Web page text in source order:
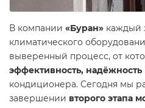
В компании «Буран» каждый
климатического
выверенный процесс, от
эффективность, надёжность
кондиционера. Сегодня мы
завершении второго этапа